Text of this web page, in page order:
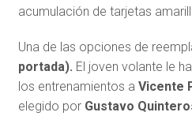
acumulación de tarjetas
Una de las opciones de
portada). El joven volante le
los entrenamientos a Vicente
elegido por Gustavo